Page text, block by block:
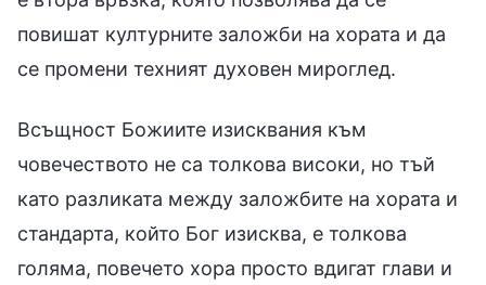
повишат културните заложби на хората и да
се промени техният духовен мироглед.
Всъщност Божиите изисквания към
човечеството не са толкова високи, но тъй
като разликата между заложбите на хората и
стандарта, който Бог изисква, е толкова
голяма, повечето хора просто вдигат глави и